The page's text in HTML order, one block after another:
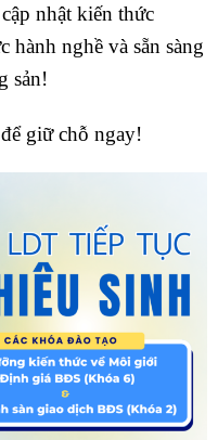
nhật kiến thức
hành nghề và sẵn sàng
sản!
giữ chỗ ngay!